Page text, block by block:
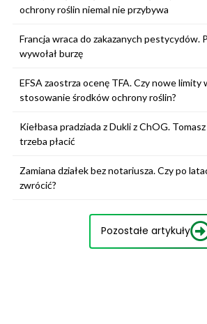
ochrony roślin niemal nie przybywa
Francja wraca do zakazanych pestycydów.
wywołał burzę
EFSA zaostrza ocenę TFA. Czy nowe limity
stosowanie środków ochrony roślin?
Kiełbasa pradziada z Dukli z ChOG.
trzeba płacić
Zamiana działek bez notariusza. Czy po
zwrócić?
Pozostałe artykuły